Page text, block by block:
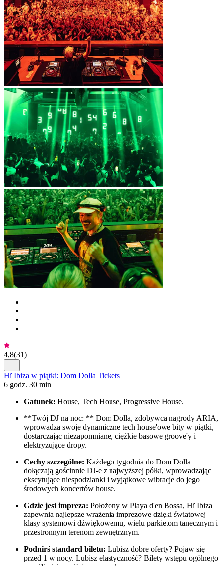
4,8(31)
Hï Ibiza w piątki: Dom Dolla Tickets
6 godz. 30 min
Gatunek: House, Tech House, Progressive House.
**Twój DJ na noc: ** Dom Dolla, zdobywca nagrody ARIA,
wprowadza swoje dynamiczne tech house'owe bity w piątki,
dostarczając niezapomniane, ciężkie basowe groove'y i
elektryzujące dropy.
Cechy szczególne: Każdego tygodnia do Dom Dolla
dołączają gościnnie DJ-e z najwyższej półki, wprowadzając
ekscytujące niespodzianki i wyjątkowe wibracje do jego
środowych koncertów house.
Gdzie jest impreza: Położony w Playa d'en Bossa, Hï Ibiza
zapewnia najlepsze wrażenia imprezowe dzięki światowej
klasy systemowi dźwiękowemu, wielu parkietom tanecznym i
przestronnym terenom zewnętrznym.
Podnirś standard biletu: Lubisz dobre oferty? Pojaw się
przed 1 w nocy. Lubisz elastyczność? Bilety wstępu ogólnego